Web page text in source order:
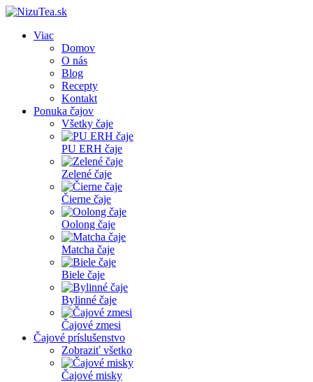
Viac
Domov
O nás
Blog
Recepty
Kontakt
Ponuka čajov
Všetky čaje
PU ERH čaje
Zelené čaje
Čierne čaje
Oolong čaje
Matcha čaje
Biele čaje
Bylinné čaje
Čajové zmesi
Čajové príslušenstvo
Zobraziť všetko
Čajové misky